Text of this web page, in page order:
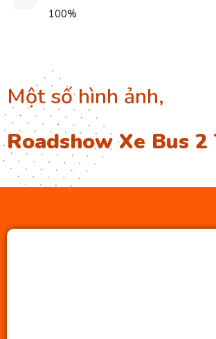
100%
Một số hình ảnh,
Roadshow Xe Bus 2